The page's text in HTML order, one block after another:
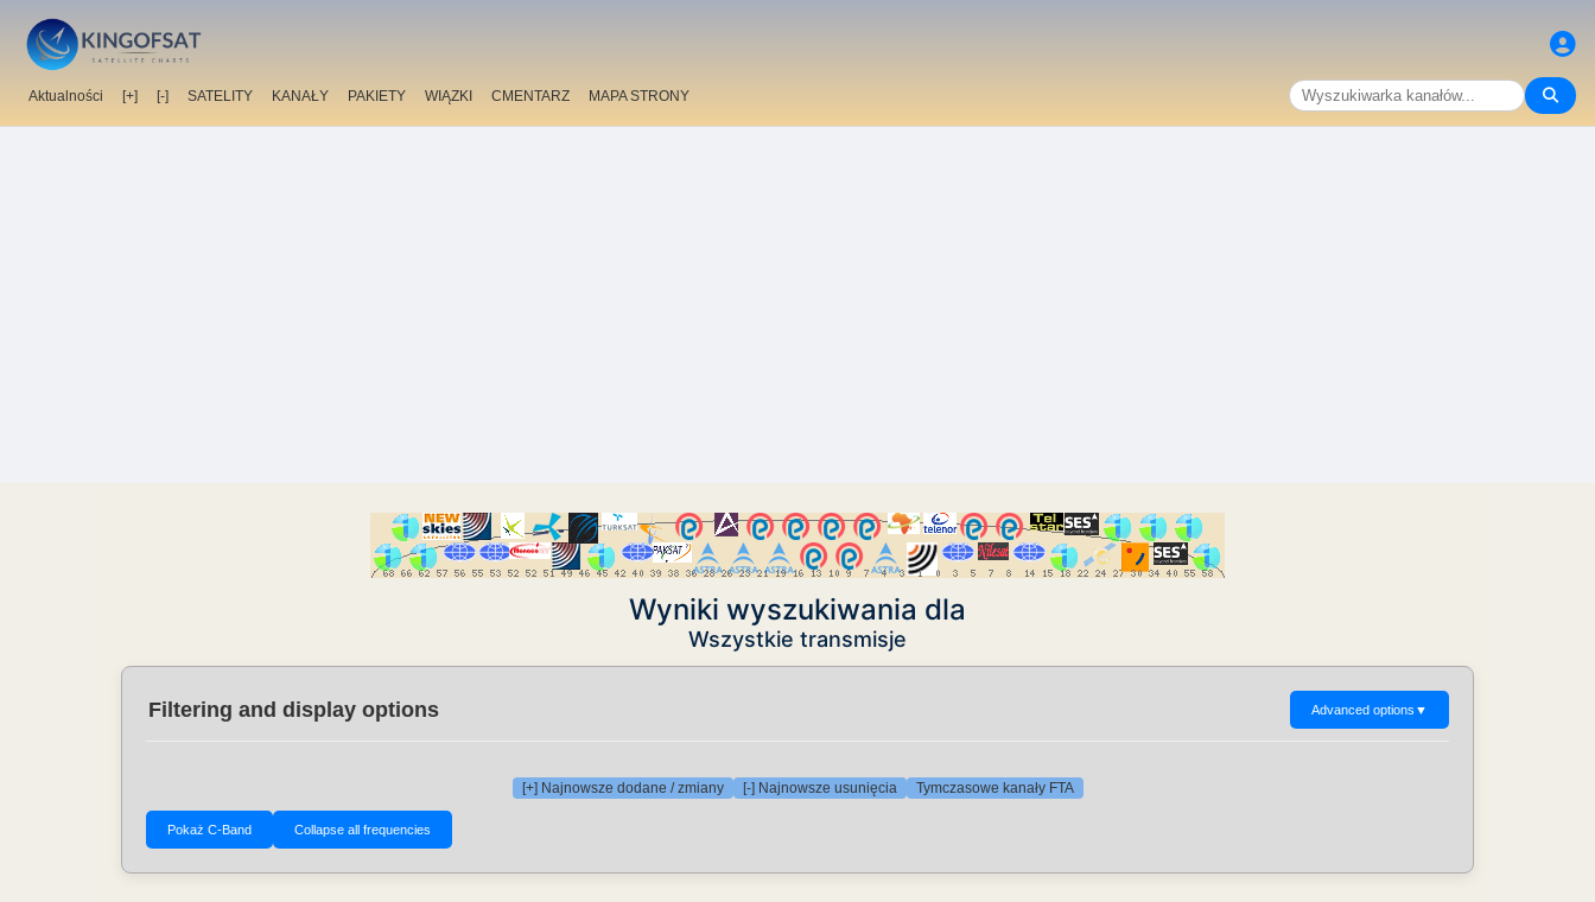
Aktualności [+] [-] SATELITY KANAŁY PAKIETY WIĄZKI CMENTARZ MAPA STRONY
Wyniki wyszukiwania dla
Wszystkie transmisje
Filtering and display options Advanced options ▼
[+] Najnowsze dodane / zmiany [-] Najnowsze usunięcia Tymczasowe kanały FTA